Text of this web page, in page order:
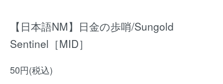
【日本語NM】日金の歩哨/Sungold
Sentinel［MID］
50円(税込)